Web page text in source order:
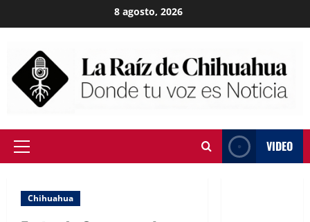
to
8 agosto, 2026
Primary
VIDEO
Chihuahua